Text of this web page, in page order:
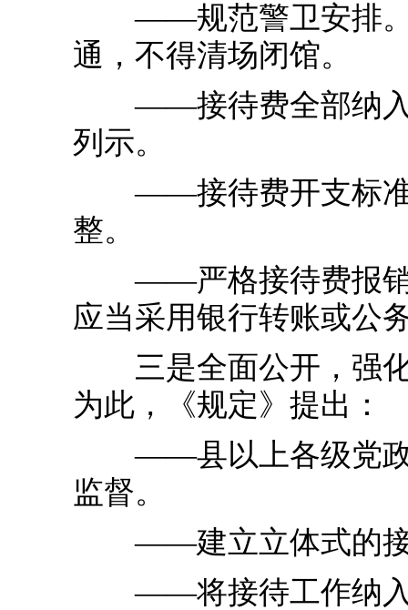
——规范警卫安排。
通，不得清场闭馆。
——接待费全部纳入
列示。
——接待费开支标准
整。
——严格接待费报销
应当采用银行转账或公
三是全面公开，强化
为此，《规定》提出：
——县以上各级党政
监督。
——建立立体式的接
——将接待工作纳入